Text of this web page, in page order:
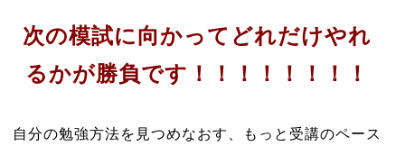
次の模試に向かってどれだけやれ
るかが勝負です！！！！！！！！
自分の勉強方法を見つめなおす、もっと受講のペース